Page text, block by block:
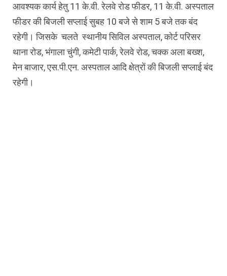
आवश्यक कार्य हेतु 11 के.वी. रेलवे रोड फीडर, 11 के.वी. अस्पताल
फीडर की बिजली सप्लाई सुबह 10 बजे से शाम 5 बजे तक बंद
रहेगी। जिसके चलते स्थानीय सिविल अस्पताल, कोर्ट परिसर
थाना रोड, भंगाला चुंगी, कमेटी पार्क, रेलवे रोड, चक्क अला बख्श,
मेन बाजार, एस.पी.एन. अस्पताल आदि क्षेत्रों की बिजली सप्लाई बंद
रहेगी।